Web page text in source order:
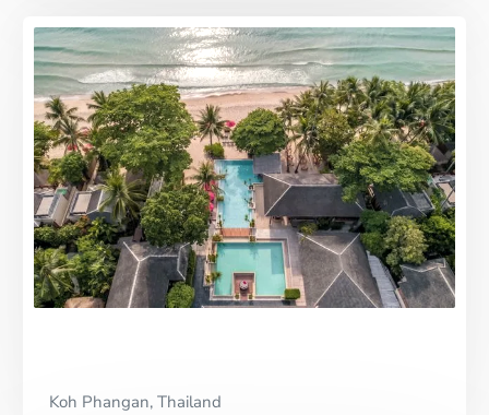
Koh Phangan, Thailand